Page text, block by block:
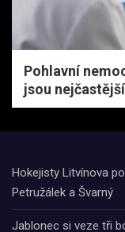
Pohlavní
jsou
Hokejisty Litvínova
Petružálek a Švarný
Jablonec si veze tři